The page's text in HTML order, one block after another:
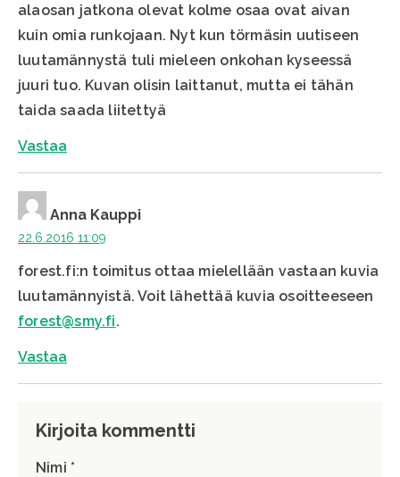
alaosan jatkona olevat kolme osaa ovat aivan
kuin omia runkojaan. Nyt kun törmäsin uutiseen
luutamännystä tuli mieleen onkohan kyseessä
juuri tuo. Kuvan olisin laittanut, mutta ei tähän
taida saada liitettyä
Vastaa
Anna Kauppi
22.6.2016 11:09
forest.fi:n toimitus ottaa mielellään vastaan kuvia
luutamännyistä. Voit lähettää kuvia osoitteeseen
forest@smy.fi.
Vastaa
Kirjoita kommentti
Nimi *